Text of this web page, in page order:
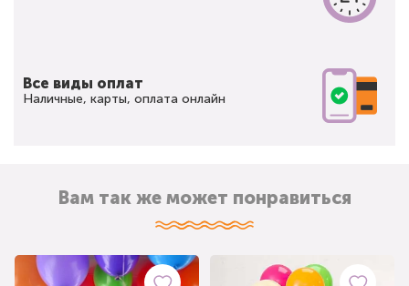
Все виды оплат
Наличные, карты, оплата онлайн
Вам так же может понравиться